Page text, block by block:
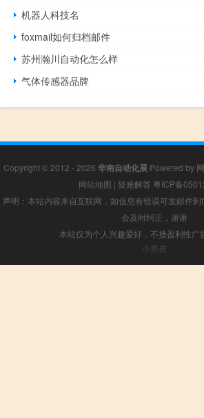
机器人科技名
foxmail如何归档邮件
苏州瀚川自动化怎么样
气体传感器品牌
Copyright © 2012 - 2026 华南自动化展Powered by
网站地图 | 疑难解答 粤ICP备
声明：本站内容来自互联网，如信息有错误可发邮件
会及时纠正，谢谢
本站仅为个人兴趣爱好，不接盈利性广
小男孩